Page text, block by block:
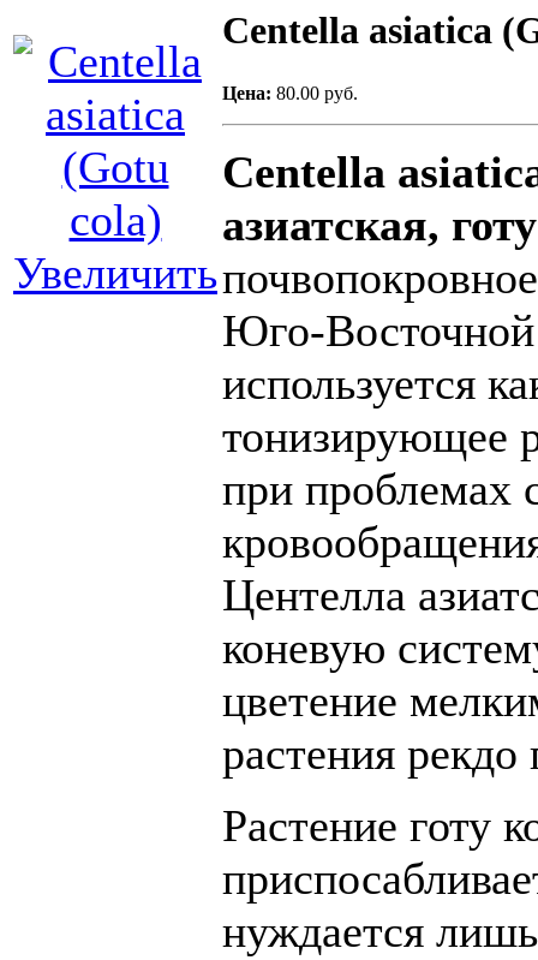
Увеличить
Centella asiatica
Цена: 80.00 руб.
Centella
азиатская,
Юго-Восточной
используется
тонизирующее
при проблемах
Центелла
коневую
цветение
растения
Растение готу
нуждается